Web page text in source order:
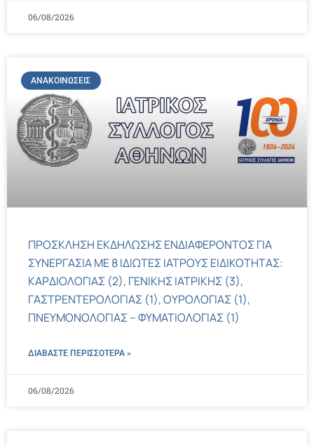
06/08/2026
ΑΝΑΚΟΙΝΏΣΕΙΣ
ΠΡΟΣΚΛΗΣΗ ΕΚΔΗΛΩΣΗΣ ΕΝΔΙΑΦΕΡΟΝΤΟΣ ΓΙΑ
ΣΥΝΕΡΓΑΣΙΑ ΜΕ 8 ΙΔΙΩΤΕΣ ΙΑΤΡΟΥΣ ΕΙΔΙΚΟΤΗΤΑΣ:
ΚΑΡΔΙΟΛΟΓΙΑΣ (2), ΓΕΝΙΚΗΣ ΙΑΤΡΙΚΗΣ (3),
ΓΑΣΤΡΕΝΤΕΡΟΛΟΓΙΑΣ (1), ΟΥΡΟΛΟΓΙΑΣ (1),
ΠΝΕΥΜΟΝΟΛΟΓΙΑΣ – ΦΥΜΑΤΙΟΛΟΓΙΑΣ (1)
ΔΙΑΒΑΣΤΕ ΠΕΡΙΣΣΌΤΕΡΑ »
06/08/2026